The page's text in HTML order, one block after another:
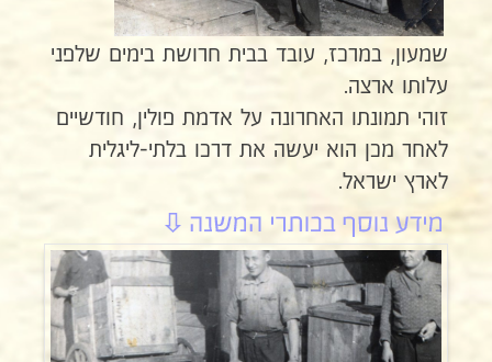
שמעון, במרכז, עובד בבית חרושת בימים שלפני
עלותו ארצה.
זוהי תמונתו האחרונה על אדמת פולין, חודשיים
לאחר מכן הוא יעשה את דרכו בלתי-ליגלית
לארץ ישראל.